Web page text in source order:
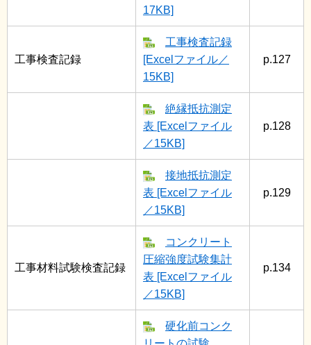
17KB]
工事検査記録
工事検査記録
[Excelファイル／
15KB]
p.127
絶縁抵抗測定
表 [Excelファイル
／15KB]
p.128
接地抵抗測定
表 [Excelファイル
／15KB]
p.129
工事材料試験検査記録
コンクリート
圧縮強度試験集計
表 [Excelファイル
／15KB]
p.134
硬化前コンク